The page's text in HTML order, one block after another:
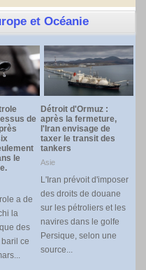
et Océanie
de
le
a de
la
des
ce
Détroit d'Ormuz :
après la fermeture,
l'Iran envisage de
taxer le transit des
tankers
Asie
L'Iran prévoit d'imposer
des droits de douane
sur les pétroliers et les
navires dans le golfe
Persique, selon une
source...